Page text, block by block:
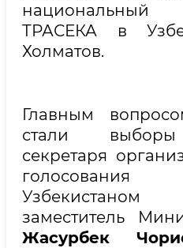
ТРАСЕКА в
Холматов.
Главным
стали выборы
секретаря
заместитель
Жасурбек